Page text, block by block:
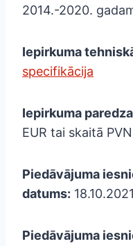
2014.-2020.
Iepirkuma
specifikācija
Iepirkuma
EUR tai skaitā PVN
Piedāvājuma
datums:
Piedāvājuma